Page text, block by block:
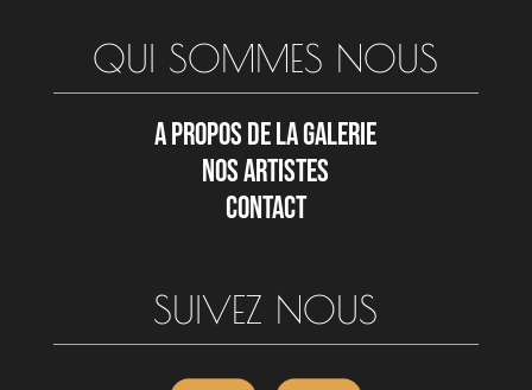
QUI SOMMES NOUS
A PROPOS DE LA GALERIE
NOS ARTISTES
CONTACT
SUIVEZ NOUS